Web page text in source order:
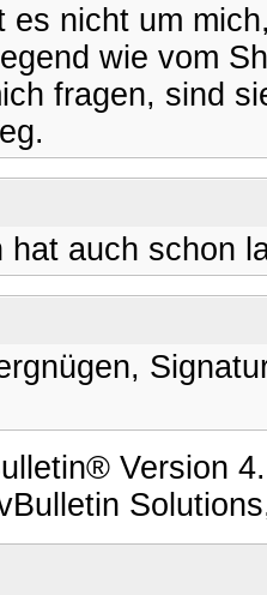
es nicht um
wie vom
fragen, sind
hat auch schon
Version